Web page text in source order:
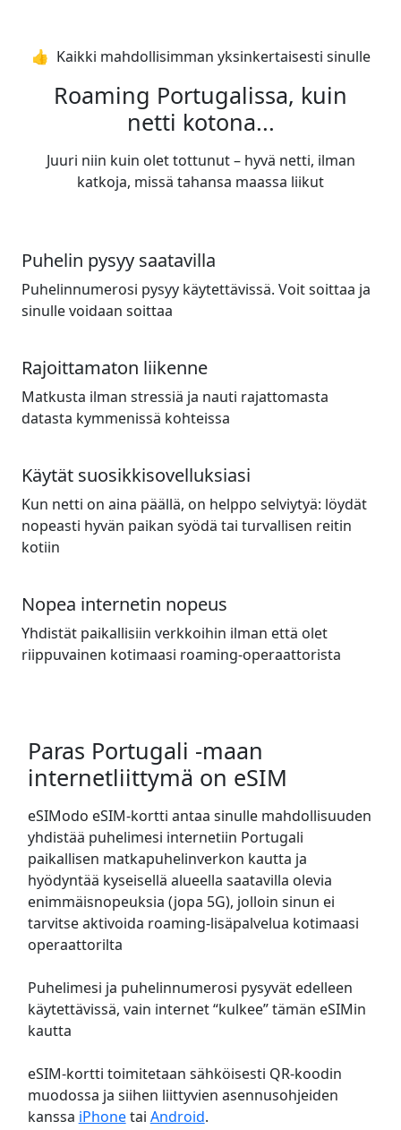
👍️ Kaikki mahdollisimman yksinkertaisesti sinulle
Roaming Portugalissa, kuin
netti kotona...
Juuri niin kuin olet tottunut – hyvä netti, ilman
katkoja, missä tahansa maassa liikut
Puhelin pysyy saatavilla
Puhelinnumerosi pysyy käytettävissä. Voit soittaa ja
sinulle voidaan soittaa
Rajoittamaton liikenne
Matkusta ilman stressiä ja nauti rajattomasta
datasta kymmenissä kohteissa
Käytät suosikkisovelluksiasi
Kun netti on aina päällä, on helppo selviytyä: löydät
nopeasti hyvän paikan syödä tai turvallisen reitin
kotiin
Nopea internetin nopeus
Yhdistät paikallisiin verkkoihin ilman että olet
riippuvainen kotimaasi roaming-operaattorista
Paras Portugali -maan
internetliittymä on eSIM
eSIModo eSIM-kortti antaa sinulle mahdollisuuden
yhdistää puhelimesi internetiin Portugali
paikallisen matkapuhelinverkon kautta ja
hyödyntää kyseisellä alueella saatavilla olevia
enimmäisnopeuksia (jopa 5G), jolloin sinun ei
tarvitse aktivoida roaming-lisäpalvelua kotimaasi
operaattorilta
Puhelimesi ja puhelinnumerosi pysyvät edelleen
käytettävissä, vain internet “kulkee” tämän eSIMin
kautta
eSIM-kortti toimitetaan sähköisesti QR-koodin
muodossa ja siihen liittyvien asennusohjeiden
kanssa iPhonetai Android.